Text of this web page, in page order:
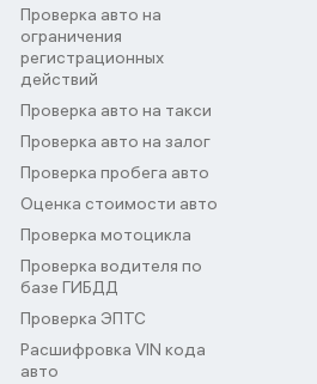
Проверка авто на
ограничения
регистрационных
действий
Проверка авто на такси
Проверка авто на залог
Проверка пробега авто
Оценка стоимости авто
Проверка мотоцикла
Проверка водителя по
базе ГИБДД
Проверка ЭПТС
Расшифровка VIN кода
авто